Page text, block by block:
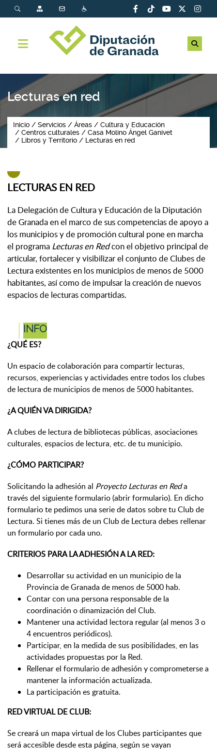
Lecturas en red
Inicio Servicios Áreas
Cultura y Educación
Centros culturales
Casa Molino Ángel Ganivet
Libros y Territorio
Lecturas en red
LECTURAS EN RED
La Delegación de Cultura y Educación de la Diputación
de Granada en el marco de sus competencias de apoyo a
los municipios y de promoción cultural pone en marcha
el programa Lecturas en Redcon el objetivo principal de
articular, fortalecer y visibilizar el conjunto de Clubes de
Lectura existentes en los municipios de menos de 5000
habitantes, así como de impulsar la creación de nuevos
espacios de lecturas compartidas.
INFO
¿QUÉ ES?
Un espacio de colaboración para compartir lecturas,
recursos, experiencias y actividades entre todos los clubes
de lectura de municipios de menos de 5000 habitantes.
¿A QUIÉN VA DIRIGIDA?
A clubes de lectura de bibliotecas públicas, asociaciones
culturales, espacios de lectura, etc. de tu municipio.
¿CÓMO PARTICIPAR?
Solicitando la adhesión al Proyecto Lecturas en Reda
través del siguiente formulario (abrir formulario). En dicho
formulario te pedimos una serie de datos sobre tu Club de
Lectura. Si tienes más de un Club de Lectura debes rellenar
un formulario por cada uno.
CRITERIOS PARA LA ADHESIÓN A LA RED:
Desarrollar su actividad en un municipio de la
Provincia de Granada de menos de 5000 hab.
Contar con una persona responsable de la
coordinación o dinamización del Club.
Mantener una actividad lectora regular (al menos 3 o
4 encuentros periódicos).
Participar, en la medida de sus posibilidades, en las
actividades propuestas por la Red.
Rellenar el formulario de adhesión y comprometerse a
mantener la información actualizada.
La participación es gratuita.
RED VIRTUAL DE CLUB:
Se creará un mapa virtual de los Clubes participantes que
será accesible desde esta página, según se vayan